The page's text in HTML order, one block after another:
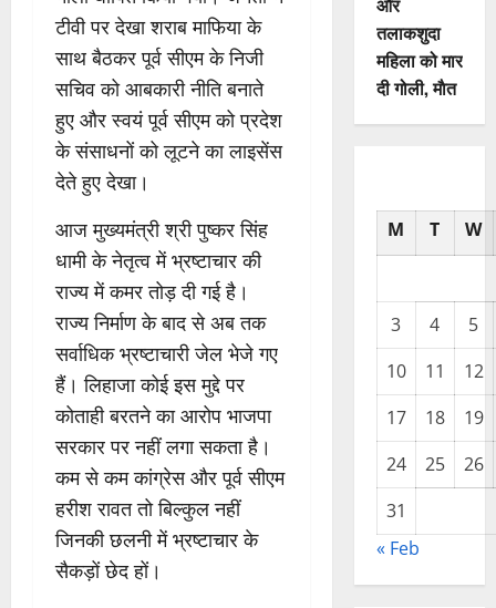
टीवी पर देखा शराब माफिया के
साथ बैठकर पूर्व सीएम के निजी
सचिव को आबकारी नीति बनाते
हुए और स्वयं पूर्व सीएम को प्रदेश
के संसाधनों को लूटने का लाइसेंस
देते हुए देखा।
आज मुख्यमंत्री श्री पुष्कर सिंह
धामी के नेतृत्व में भ्रष्टाचार की
राज्य में कमर तोड़ दी गई है।
राज्य निर्माण के बाद से अब तक
सर्वाधिक भ्रष्टाचारी जेल भेजे गए
हैं। लिहाजा कोई इस मुद्दे पर
कोताही बरतने का आरोप भाजपा
सरकार पर नहीं लगा सकता है।
कम से कम कांग्रेस और पूर्व सीएम
हरीश रावत तो बिल्कुल नहीं
जिनकी छलनी में भ्रष्टाचार के
सैकड़ों छेद हों।
तलाकशुदा
महिला को मार
दी गोली, माैत
M T W
3 4
5
10
11
12
17
18
19
24
25
26
31
« Feb